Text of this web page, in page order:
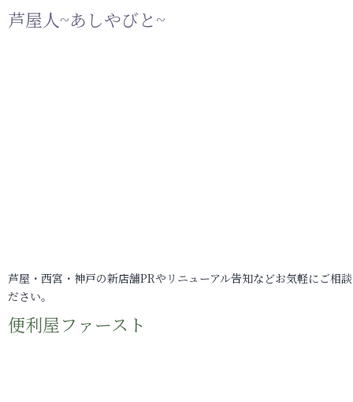
芦屋人~あしやびと~
芦屋・西宮・神戸の新店舗PRやリニューアル告知などお気軽にご相
ださい。
便利屋ファースト